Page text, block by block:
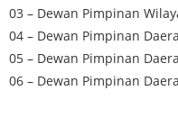
03 – Dewan Pimpinan
04 – Dewan Pimpinan
05 – Dewan Pimpinan
06 – Dewan Pimpinan